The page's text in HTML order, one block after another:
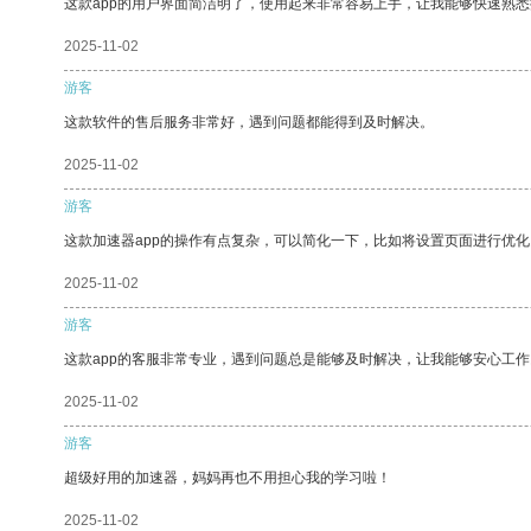
这款app的用户界面简洁明了，使用起来非常容易上手，让我能够快速熟悉
2025-11-02
游客
这款软件的售后服务非常好，遇到问题都能得到及时解决。
2025-11-02
游客
这款加速器app的操作有点复杂，可以简化一下，比如将设置页面进行优化
2025-11-02
游客
这款app的客服非常专业，遇到问题总是能够及时解决，让我能够安心工作
2025-11-02
游客
超级好用的加速器，妈妈再也不用担心我的学习啦！
2025-11-02